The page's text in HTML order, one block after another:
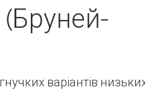
варіантів